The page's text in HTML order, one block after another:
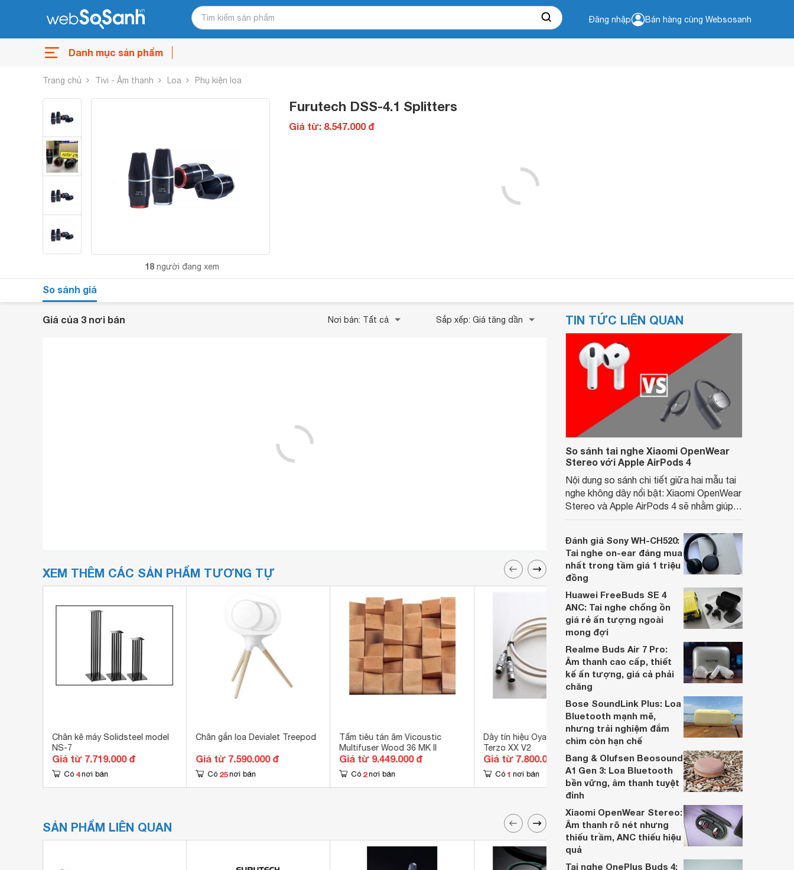
Đăng nhập Bán hàng cùng Websosanh
Danh mục sản phẩm
Trang chủ Tivi - Âm thanh Loa Phụ kiện loa
18 người đang xem
Furutech DSS-4.1 Splitters
Giá từ: 8.547.000 đ
So sánh giá
Giá của 3 nơi bán Nơi bán: Tất cả Sắp xếp: Giá tăng dần
XEM THÊM CÁC SẢN PHẨM TƯƠNG TỰ
Chân kê máy Solidsteel model
NS-7
Giá từ 7.719.000 đ
Có 4 nơi bán
Chân gắn loa Devialet Treepod
Giá từ 7.590.000 đ
Có 25 nơi bán
Tấm tiêu tán âm Vicoustic
Multifuser Wood 36 MK II
Giá từ 9.449.000 đ
Có 2 nơi bán
Dây tín hiệu Oyaide Tumani
Terzo XX V2
Giá từ 7.800.000 đ
Có 1 nơi bán
Bộ điều khiển TOA TS-680AS
Giá từ 9.326.500 đ
Có 13 nơi bán
SẢN PHẨM LIÊN QUAN
TIN TỨC LIÊN QUAN
So sánh tai nghe Xiaomi OpenWear
Stereo với Apple AirPods 4
Nội dung so sánh chi tiết giữa hai mẫu tai
nghe không dây nổi bật: Xiaomi OpenWear
Stereo và Apple AirPods 4 sẽ nhằm giúp
dựa trên nhu cầu và sở thích cá nhân. Cả
hai đều là sản phẩm chất lượng cao,
nhưng hướng tới đối tượng khách hàng
khác nhau.
Đánh giá Sony WH-CH520:
Tai nghe on-ear đáng mua
nhất trong tầm giá 1 triệu
đồng
Huawei FreeBuds SE 4
ANC: Tai nghe chống ồn
giá rẻ ấn tượng ngoài
mong đợi
Realme Buds Air 7 Pro:
Âm thanh cao cấp, thiết
kế ấn tượng, giá cả phải
chăng
Bose SoundLink Plus: Loa
Bluetooth mạnh mẽ,
nhưng trải nghiệm đắm
chìm còn hạn chế
Bang & Olufsen Beosound
A1 Gen 3: Loa Bluetooth
bền vững, âm thanh tuyệt
đỉnh
Xiaomi OpenWear Stereo:
Âm thanh rõ nét nhưng
thiếu trầm, ANC thiếu hiệu
quả
Tai nghe OnePlus Buds 4: